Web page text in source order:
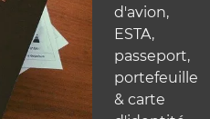
d'avion,
ESTA,
passeport,
portefeuille
& carte